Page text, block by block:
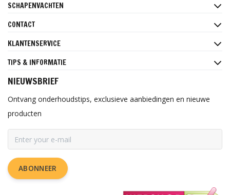
SCHAPENVACHTEN
CONTACT
KLANTENSERVICE
TIPS & INFORMATIE
NIEUWSBRIEF
Ontvang onderhoudstips, exclusieve aanbiedingen en nieuwe
producten
ABONNEER